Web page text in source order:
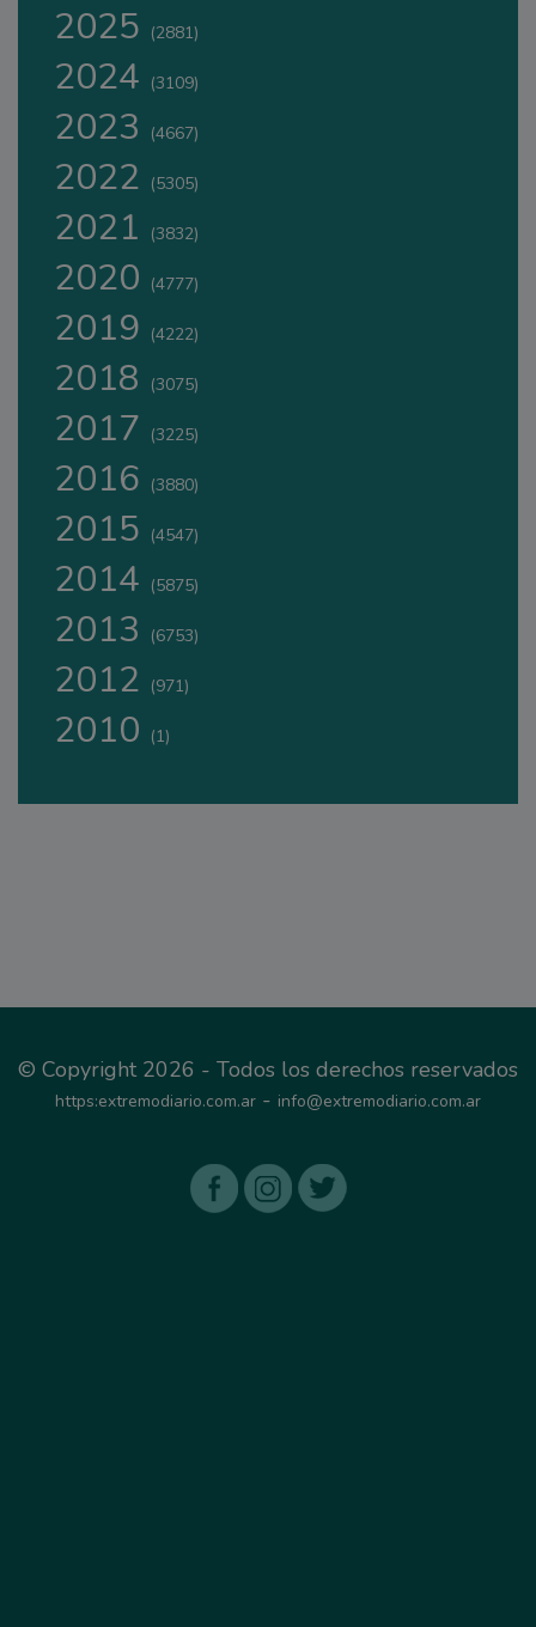
2025 (2881)
2024 (3109)
2023 (4667)
2022 (5305)
2021 (3832)
2020 (4777)
2019 (4222)
2018 (3075)
2017 (3225)
2016 (3880)
2015 (4547)
2014 (5875)
2013 (6753)
2012 (971)
2010 (1)
© Copyright 2026 - Todos los derechos reservados
https:extremodiario.com.ar - info@extremodiario.com.ar